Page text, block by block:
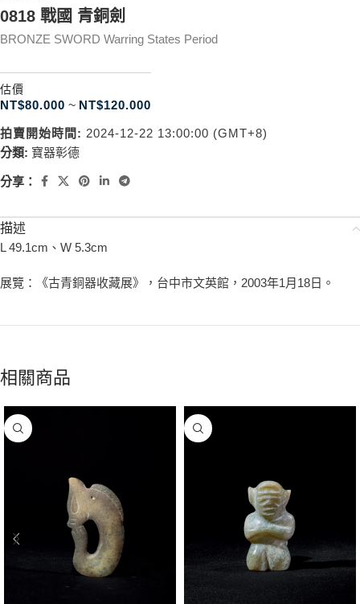
0818 戰國 青銅劍
BRONZE SWORD Warring States Period
估價
NT$80.000 ~ NT$120.000
拍賣開始時間: 2024-12-22 13:00:00 (GMT+8)
分類: 寶器彰德
分享：
描述
L 49.1cm、W 5.3cm
展覽：《古青銅器收藏展》，台中市文英館，2003年1月18日。
相關商品